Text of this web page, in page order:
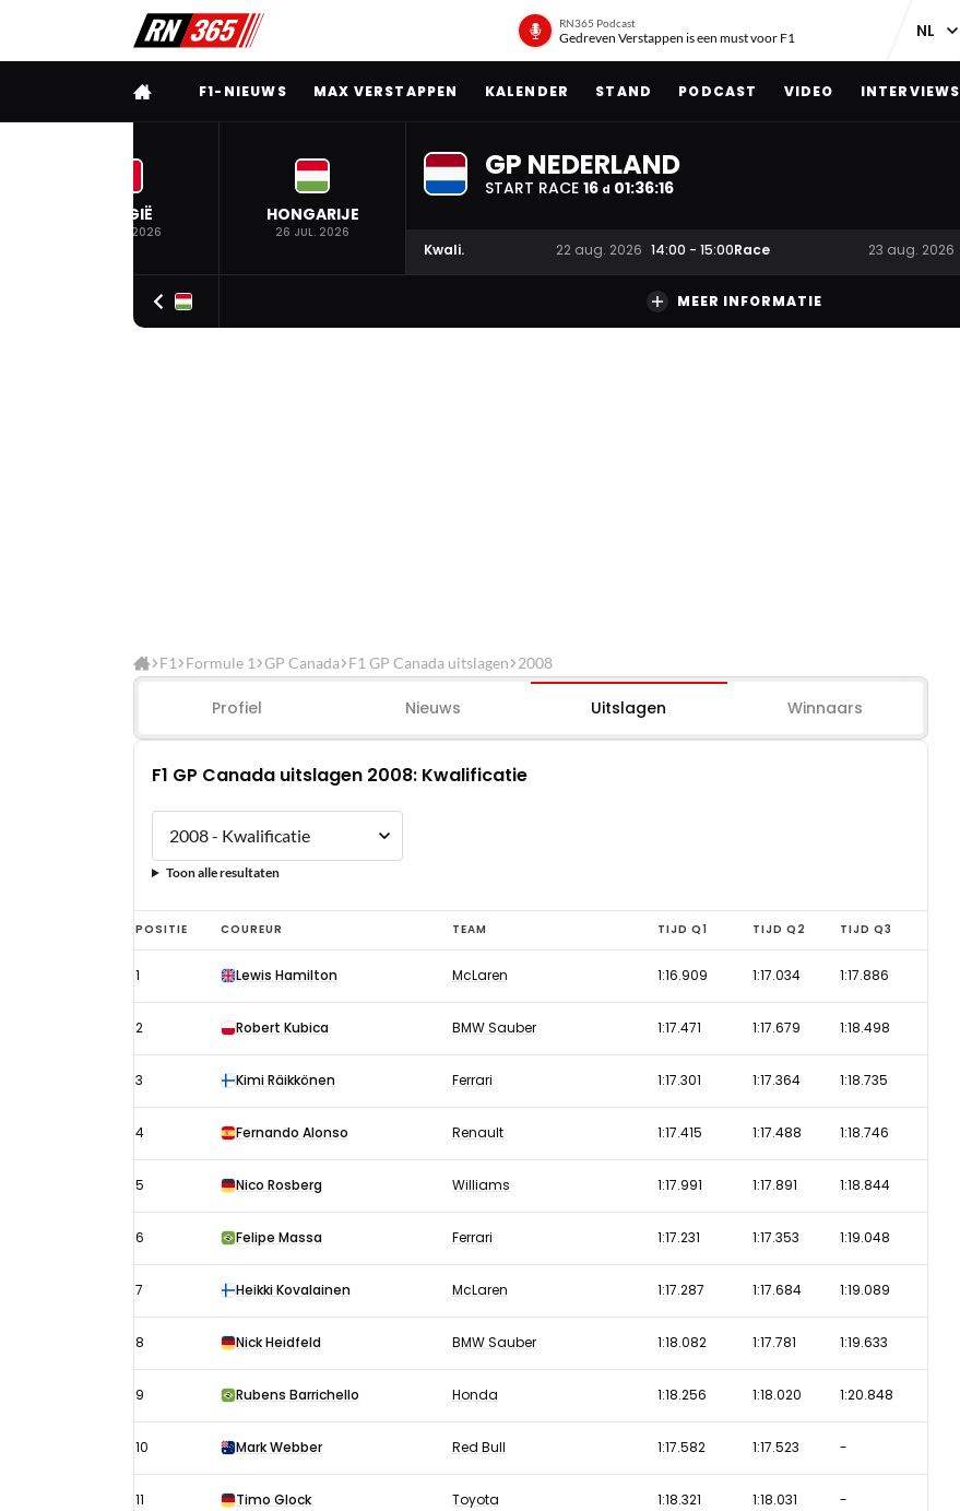
RN365 Podcast
Gedreven Verstappen is een must voor F1
VOLLEDIG MENU
F1-NIEUWS MAX VERSTAPPEN KALENDER STAND PODCAST VIDEO INTERVIEWS
BELGIË
19 JUL. 2026
HONGARIJE
26 JUL. 2026
GP NEDERLAND
START RACE 16 d 01:36:15
Kwali. 22 aug. 2026 14:00 - 15:00Race 23 aug. 2026
MEER INFORMATIE
F1 Formule 1 GP Canada F1 GP Canada uitslagen 2008
Profiel Nieuws Uitslagen Winnaars
F1 GP Canada uitslagen 2008: Kwalificatie
Toon alle resultaten
F1
GP
Canada
uitslagen
Kwalificatie
POSITIE COUREUR TEAM TIJD Q1 TIJD Q2 TIJD Q3
1 Lewis Hamilton McLaren 1:16.909 1:17.034 1:17.886
2 Robert Kubica BMW Sauber 1:17.471 1:17.679 1:18.498
3 Kimi Räikkönen Ferrari 1:17.301 1:17.364 1:18.735
4 Fernando Alonso Renault 1:17.415 1:17.488 1:18.746
5 Nico Rosberg Williams 1:17.991 1:17.891 1:18.844
6 Felipe Massa Ferrari 1:17.231 1:17.353 1:19.048
7 Heikki Kovalainen McLaren 1:17.287 1:17.684 1:19.089
8 Nick Heidfeld BMW Sauber 1:18.082 1:17.781 1:19.633
9 Rubens Barrichello Honda 1:18.256 1:18.020 1:20.848
10 Mark Webber Red Bull 1:17.582 1:17.523 -
11 Timo Glock Toyota 1:18.321 1:18.031 -